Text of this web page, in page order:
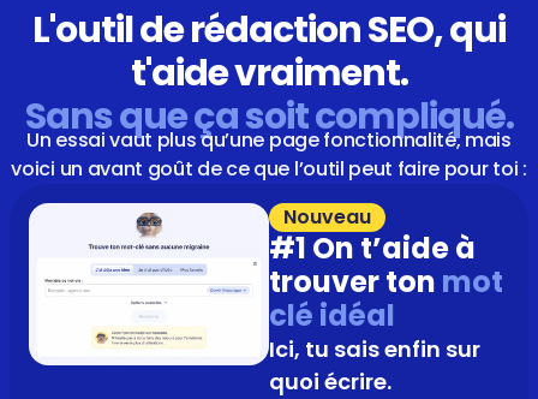
L'outil de rédaction SEO, qui
t'aide vraiment.
Sans que ça soit compliqué.
Un essai vaut plus qu’une page fonctionnalité, mais
voici un avant goût de ce que l’outil peut faire pour toi :
Nouveau
#1 On t’aide à
trouver ton mot
clé idéal
Ici, tu sais enfin sur
quoi écrire.